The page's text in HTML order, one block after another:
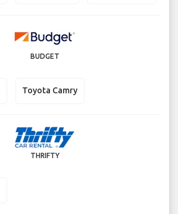
BUDGET
Toyota Camry
THRIFTY